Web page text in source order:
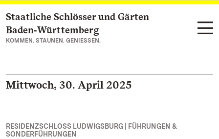
Zum Hauptinhalt springen
Staatliche Schlösser und Gärten
Baden‑Württemberg
KOMMEN. STAUNEN. GENIESSEN.
Mittwoch, 30. April 2025
RESIDENZSCHLOSS LUDWIGSBURG | FÜHRUNGEN &
SONDERFÜHRUNGEN